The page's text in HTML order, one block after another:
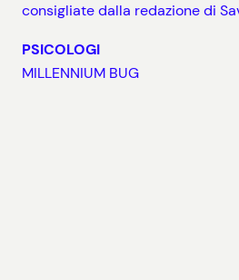
consigliate dalla redazione di
PSICOLOGI
MILLENNIUM BUG